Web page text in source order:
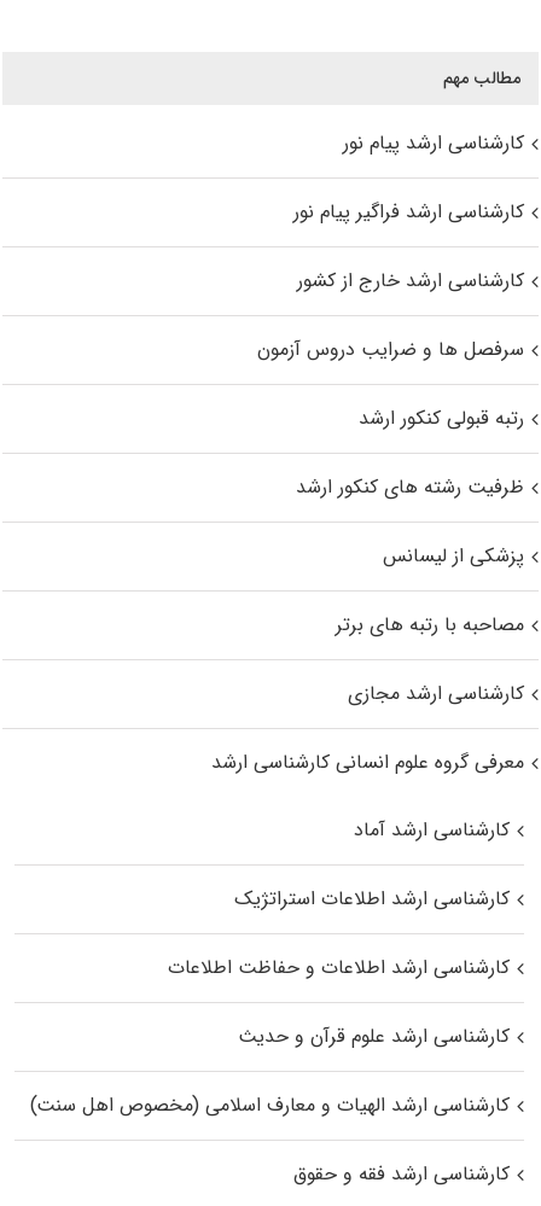
مطالب مهم
کارشناسی ارشد پیام نور
کارشناسی ارشد فراگیر پیام نور
کارشناسی ارشد خارج از کشور
سرفصل ها و ضرایب دروس آزمون
رتبه قبولی کنکور ارشد
ظرفیت رشته های کنکور ارشد
پزشکی از لیسانس
مصاحبه با رتبه های برتر
کارشناسی ارشد مجازی
معرفی گروه علوم انسانی کارشناسی ارشد
کارشناسی ارشد آماد
کارشناسی ارشد اطلاعات استراتژیک
کارشناسی ارشد اطلاعات و حفاظت اطلاعات
کارشناسی ارشد علوم قرآن و حدیث
کارشناسی ارشد الهیات و معارف اسلامی (مخصوص اهل سنت)
کارشناسی ارشد فقه و حقوق